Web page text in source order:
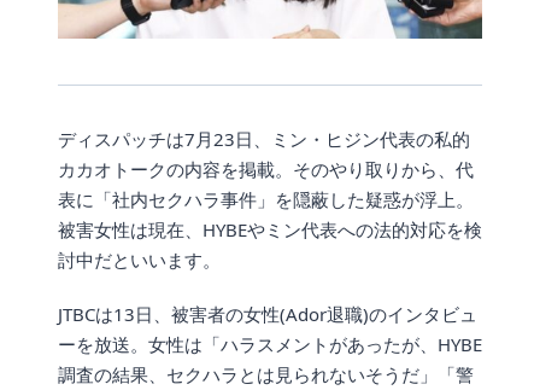
ディスパッチは7月23日、ミン・ヒジン代表の私的
カカオトークの内容を掲載。そのやり取りから、代
表に「社内セクハラ事件」を隠蔽した疑惑が浮上。
被害女性は現在、HYBEやミン代表への法的対応を検
討中だといいます。
JTBCは13日、被害者の女性(Ador退職)のインタビュ
ーを放送。女性は「ハラスメントがあったが、HYBE
調査の結果、セクハラとは見られないそうだ」「警